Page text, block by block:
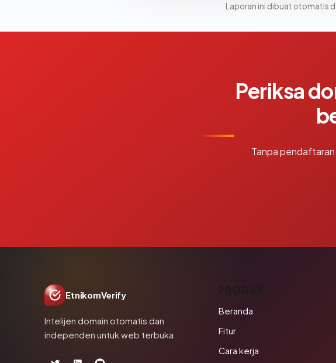
Laporan ini dibuat otomatis
Periksa
Tanpa
EtnikomVerify
Intelijen domain otomatis dan
independen untuk web terbuka.
PRODUK
Beranda
Fitur
Cara kerja